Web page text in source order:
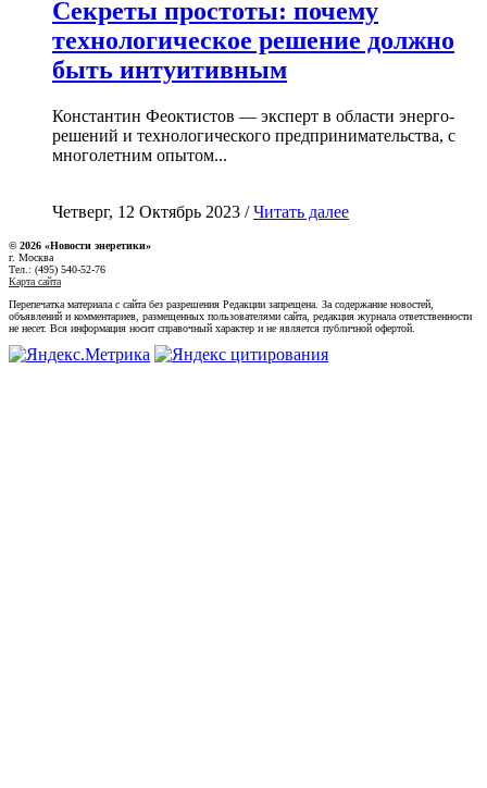
Секреты простоты: почему
технологическое решение должно
быть интуитивным
Константин Феоктистов — эксперт в области энерго-
решений и технологического предпринимательства, с
многолетним опытом...
Четверг, 12 Октябрь 2023 /Читать далее
© 2026 «Новости энеретики»
г. Москва
Тел.: (495) 540-52-76
Карта сайта
Перепечатка материала с сайта без разрешения Редакции запрещена. За содержание новостей,
объявлений и комментариев, размещенных пользователями сайта, редакция журнала ответственности
не несет. Вся информация носит справочный характер и не является публичной офертой.